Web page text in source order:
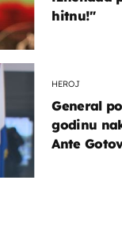
hitnu!"
HEROJ
General
godinu
Ante